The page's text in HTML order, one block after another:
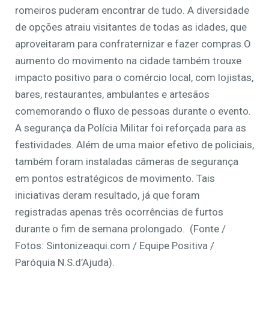
romeiros puderam encontrar de tudo. A diversidade
de opções atraiu visitantes de todas as idades, que
aproveitaram para confraternizar e fazer compras.O
aumento do movimento na cidade também trouxe
impacto positivo para o comércio local, com lojistas,
bares, restaurantes, ambulantes e artesãos
comemorando o fluxo de pessoas durante o evento.
A segurança da Polícia Militar foi reforçada para as
festividades. Além de uma maior efetivo de policiais,
também foram instaladas câmeras de segurança
em pontos estratégicos de movimento. Tais
iniciativas deram resultado, já que foram
registradas apenas três ocorrências de furtos
durante o fim de semana prolongado. (Fonte /
Fotos: Sintonizeaqui.com / Equipe Positiva /
Paróquia N.S.d’Ajuda).